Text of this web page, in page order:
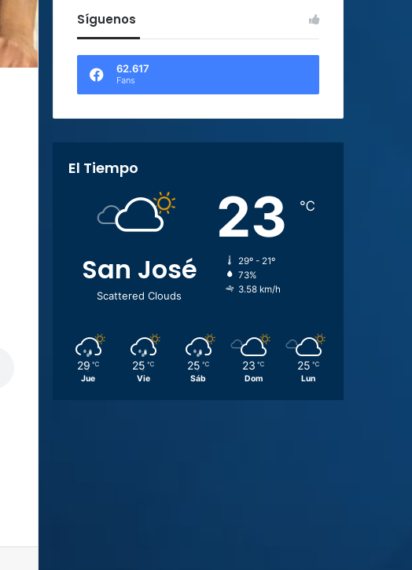
Síguenos
62.617
Fans
El Tiempo
San José
Scattered Clouds
23 ℃
29º - 21º
73%
3.58 km/h
29 ℃
Jue
25 ℃
Vie
25 ℃
Sáb
23 ℃
Dom
25 ℃
Lun